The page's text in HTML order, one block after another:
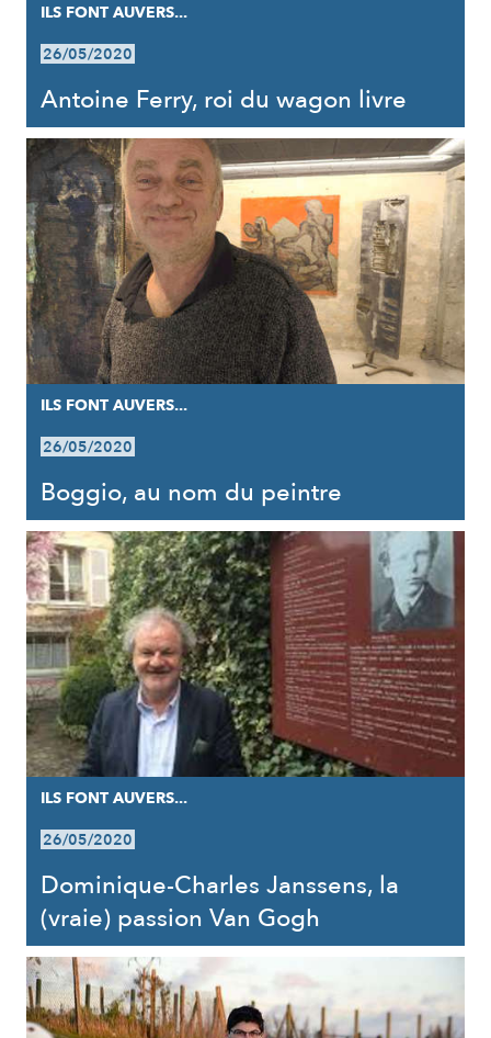
ILS FONT AUVERS...
26/05/2020
Antoine Ferry, roi du wagon livre
ILS FONT AUVERS...
26/05/2020
Boggio, au nom du peintre
ILS FONT AUVERS...
26/05/2020
Dominique-Charles Janssens, la
(vraie) passion Van Gogh